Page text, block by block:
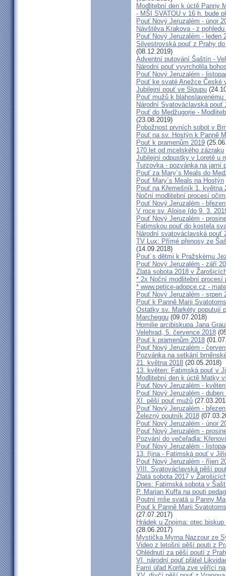
Modlitební den k úctě Panny
- MŠI SVATOU v 16 h. bude
Pouť Nový Jeruzalém - únor
Návštěva Krakova - z
Pouť Nový Jeruzalém - leden
Silvestrovská pouť z Prahy
(08.12.2019)
Adventní putování Šaštín -
Národní pouť vyvrcholila
Pouť Nový Jeruzalém -
Pouť ke svaté Anežce České
Jubilejní pouť ve Sloupu
Pouť mužů k
Národní Svatováclavská pouť
Pouť do Medžugorje -
(23.08.2019)
Pobožnost prvních sobot v
Pouť na sv. Hostýn k Panně
Pouť k pramenům 2019
170 let od mcelského zázraku
Jubilejní odpustky v Loretě u
Turzovka - pozvánka na jarní
Pouť za Mary´s Meals do
Pouť Mary´s Meals na Hostýn
Pouť na Křemešník 1. května
Noční modlitební procesí
Pouť Nový Jeruzalém -
V roce sv. Aloise (do 9. 3.
Pouť Nový Jeruzalém -
Fatimskou pouť do kostela
Národní svatováclavská pouť
TV Lux: Přímé přenosy ze
(14.09.2018)
Pouť s dětmi k Pražskému
Pouť Nový Jeruzalém - září
Zlatá sobota 2018 v
* 2x Noční modlitební
* www.petice-adopce.cz -
Pouť Nový Jeruzalém - srpen
Pouť k Panně Marii
Ostatky sv. Markéty poputují
Marcheggu (09.07.2018)
Homilie arcibiskupa Jana
Velehrad, 5. července 2018
Pouť k pramenům 2018
Pouť Nový Jeruzalém -
Pozvánka na setkání
21. května 2018 (20.05.2018)
13. květen: Fatimská pouť v
Modlitební den k úctě Matky
Pouť Nový Jeruzalém -
Pouť Nový Jeruzalém - duben
XI. pěší pouť mužů
Pouť Nový Jeruzalém -
Železný poutník 2018
Pouť Nový Jeruzalém - únor
Pouť Nový Jeruzalém -
Pozvání do večeřadla:
Pouť Nový Jeruzalém -
13. října - Fatimská pouť v
Pouť Nový Jeruzalém - říjen
VIII. Svatováclavská pěší
Zlatá sobota 2017 v
Dnes: Fatimská sobota v
P. Marian Kuffa na pouti
Poutní mše svatá u Panny
Pouť k Panně Marii
(27.07.2017)
Hrádek u Znojma: otec
(28.06.2017)
Mystička Myrna Nazzour ze
Video z letošní pěší pouti z
Ohlédnutí za pěší poutí z
VI. národní pouť přátel
Farní úřad Korňa zve věřící